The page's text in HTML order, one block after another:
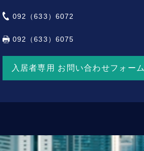
092（633）6072
092（633）6075
入居者専用 お問い合わせフォーム